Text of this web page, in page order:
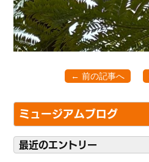
← 前の記事へ
ミュージアムブログ
最近のエントリー